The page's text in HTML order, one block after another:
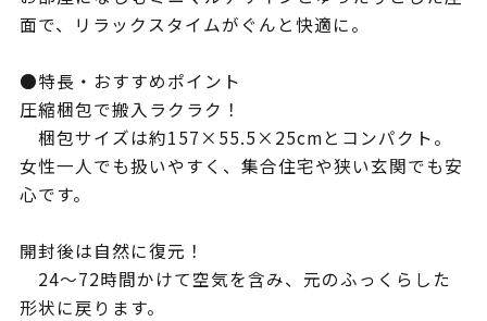
面で、リラックスタイムがぐんと快適に。
●特長・おすすめポイント
圧縮梱包で搬入ラクラク！
梱包サイズは約157×55.5×25cmとコンパクト。
女性一人でも扱いやすく、集合住宅や狭い玄関でも安
心です。
開封後は自然に復元！
24〜72時間かけて空気を含み、元のふっくらした
形状に戻ります。